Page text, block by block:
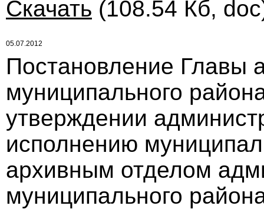
Скачать (108.54 Кб,
05.07.2012
Постановление Главы
муниципального
утверждении
исполнению
архивным отделом
муниципального